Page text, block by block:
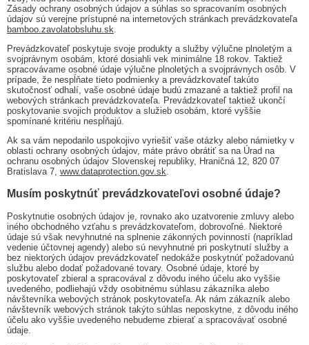
Zásady ochrany osobných údajov a súhlas so spracovaním osobných
údajov sú verejne prístupné na internetových stránkach prevádzkovateľa
bamboo.zavolatobsluhu.sk
Prevádzkovateľ poskytuje svoje produkty a služby výlučne plnoletým a
svojprávnym osobám, ktoré dosiahli vek minimálne 18 rokov. Taktiež
spracovávame osobné údaje výlučne plnoletých a svojprávnych osôb. V
prípade, že nespĺňate tieto podmienky a prevádzkovateľ takúto
skutočnosť odhalí, vaše osobné údaje budú zmazané a taktiež profil na
webových stránkach prevádzkovateľa. Prevádzkovateľ taktiež ukončí
poskytovanie svojich produktov a služieb osobám, ktoré vyššie
spomínané kritériu nespĺňajú.
Ak sa vám nepodarilo uspokojivo vyriešiť vaše otázky alebo námietky v
oblasti ochrany osobných údajov, máte právo obrátiť sa na Úrad na
ochranu osobných údajov Slovenskej republiky, Hraničná 12, 820 07
Bratislava 7, www.dataprotection.gov.sk.
Musím poskytnúť prevádzkovateľovi osobné údaje?
Poskytnutie osobných údajov je, rovnako ako uzatvorenie zmluvy alebo
iného obchodného vzťahu s prevádzkovateľom, dobrovoľné. Niektoré
údaje sú však nevyhnutné na splnenie zákonných povinností (napríklad
vedenie účtovnej agendy) alebo sú nevyhnutné pri poskytnutí služby a
bez niektorých údajov prevádzkovateľ nedokáže poskytnúť požadovanú
službu alebo dodať požadované tovary. Osobné údaje, ktoré by
poskytovateľ zbieral a spracovával z dôvodu iného účelu ako vyššie
uvedeného, podliehajú vždy osobitnému súhlasu zákazníka alebo
návštevníka webových stránok poskytovateľa. Ak nám zákazník alebo
návštevník webových stránok takýto súhlas neposkytne, z dôvodu iného
účelu ako vyššie uvedeného nebudeme zbierať a spracovávať osobné
údaje.